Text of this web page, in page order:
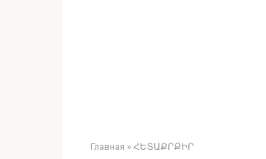
Главная » ՀԵՏԱՔՐՔԻՐ